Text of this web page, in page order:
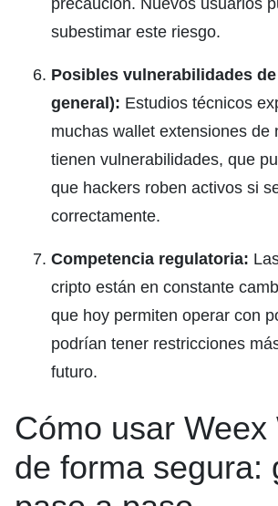
subestimar este riesgo.
Posibles vulnerabilidades
general): Estudios técnicos
muchas wallet extensiones de
tienen vulnerabilidades, que
que hackers roben activos si
correctamente.
Competencia regulatoria:
cripto están en constante
que hoy permiten operar con
podrían tener restricciones
futuro.
Cómo usar Weex
de forma segura: